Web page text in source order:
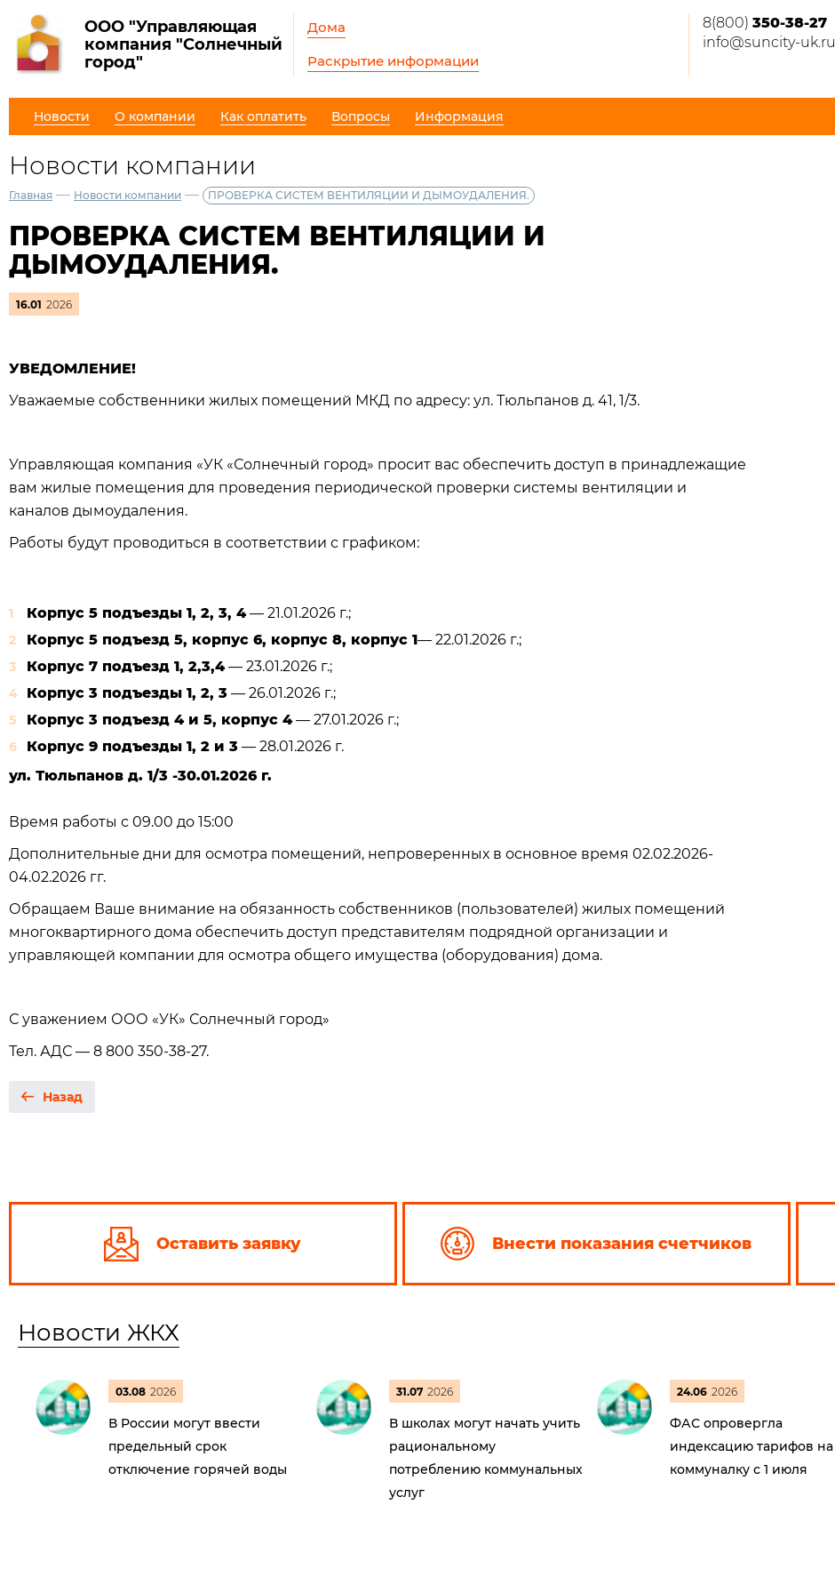
ООО "Управляющая
компания "Солнечный
город"
Дома
Раскрытие информации
8(800) 350-38-27
info@suncity-uk.ru
Новости О компании Как оплатить Вопросы Информация
Новости компании
Главная — Новости компании — ПРОВЕРКА СИСТЕМ ВЕНТИЛЯЦИИ И ДЫМОУДАЛЕНИЯ.
ПРОВЕРКА СИСТЕМ ВЕНТИЛЯЦИИ И
ДЫМОУДАЛЕНИЯ.
16.01 2026
УВЕДОМЛЕНИЕ!
Уважаемые собственники жилых помещений МКД по адресу: ул. Тюльпанов д. 41, 1/3.
Управляющая компания «УК «Солнечный город» просит вас обеспечить доступ в принадлежащие
вам жилые помещения для проведения периодической проверки системы вентиляции и
каналов дымоудаления.
Работы будут проводиться в соответствии с графиком:
Корпус 5 подъезды 1, 2, 3, 4— 21.01.2026 г.;
Корпус 5 подъезд 5, корпус 6, корпус 8, корпус 1— 22.01.2026 г.;
Корпус 7 подъезд 1, 2,3,4— 23.01.2026 г.;
Корпус 3 подъезды 1, 2, 3 — 26.01.2026 г.;
Корпус 3 подъезд 4 и 5, корпус 4— 27.01.2026 г.;
Корпус 9 подъезды 1, 2 и 3 — 28.01.2026 г.
ул. Тюльпанов д. 1/3 -30.01.2026 г.
Время работы с 09.00 до 15:00
Дополнительные дни для осмотра помещений, непроверенных в основное время 02.02.2026-
04.02.2026 гг.
Обращаем Ваше внимание на обязанность собственников (пользователей) жилых помещений
многоквартирного дома обеспечить доступ представителям подрядной организации и
управляющей компании для осмотра общего имущества (оборудования) дома.
С уважением ООО «УК» Солнечный город»
Тел. АДС — 8 800 350-38-27.
Назад
Оставить заявку Внести показания счетчиков
Новости ЖКХ
03.08 2026
В России могут ввести
предельный срок
отключение горячей воды
31.07 2026
В школах могут начать учить
рациональному
потреблению коммунальных
услуг
24.06 2026
ФАС опровергла
индексацию тарифов на
коммуналку с 1 июля